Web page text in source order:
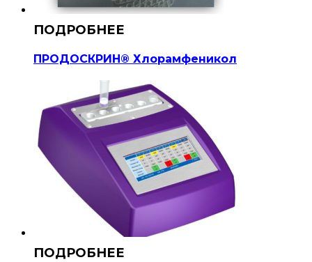
ПРОДОСКРИН® Хлорамфеникол